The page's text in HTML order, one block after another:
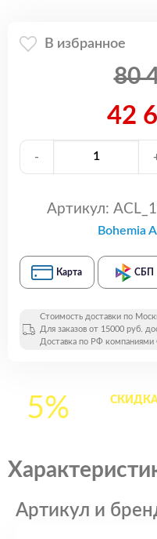
В избранное
80
42
-
Артикул:
Bohemia
Карта СБП
Стоимость доставки по
Для заказов от 15000 руб.
Доставка по РФ
5%
Артикул и